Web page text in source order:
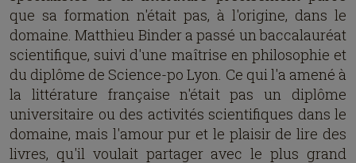
que sa formation n'était pas, à l'origine, dans le
domaine. Matthieu Binder a passé un baccalauréat
scientifique, suivi d'une maîtrise en philosophie et
du diplôme de Science-po Lyon. Ce qui l'a amené à
la littérature française n'était pas un diplôme
universitaire ou des activités scientifiques dans le
domaine, mais l'amour pur et le plaisir de lire des
livres, qu'il voulait partager avec le plus grand